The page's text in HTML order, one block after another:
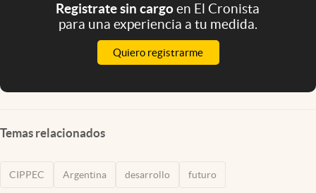
Registrate sin cargoen El Cronista
para una experiencia a tu medida.
Quiero registrarme
Temas relacionados
CIPPEC Argentina desarrollo futuro